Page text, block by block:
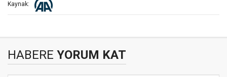
Kaynak:
HABERE YORUM KAT